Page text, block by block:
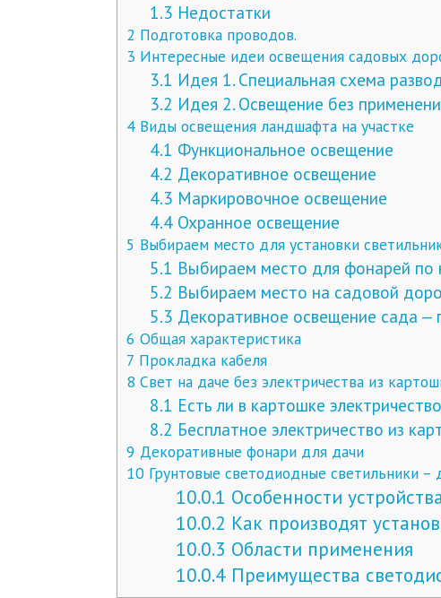
1.3 Недостатки
2 Подготовка проводов.
3 Интересные идеи освещения садовых
3.1 Идея 1. Специальная схема
3.2 Идея 2. Освещение без
4 Виды освещения ландшафта на участке
4.1 Функциональное освещение
4.2 Декоративное освещение
4.3 Маркировочное освещение
4.4 Охранное освещение
5 Выбираем место для установки
5.1 Выбираем место для фонарей по
5.2 Выбираем место на садовой
5.3 Декоративное освещение сада —
6 Общая характеристика
7 Прокладка кабеля
8 Свет на даче без электричества из
8.1 Есть ли в картошке
8.2 Бесплатное электричество из
9 Декоративные фонари для дачи
10 Грунтовые светодиодные светильники
10.0.1 Особенности
10.0.2 Как производят
10.0.3 Области применения
10.0.4 Преимущества